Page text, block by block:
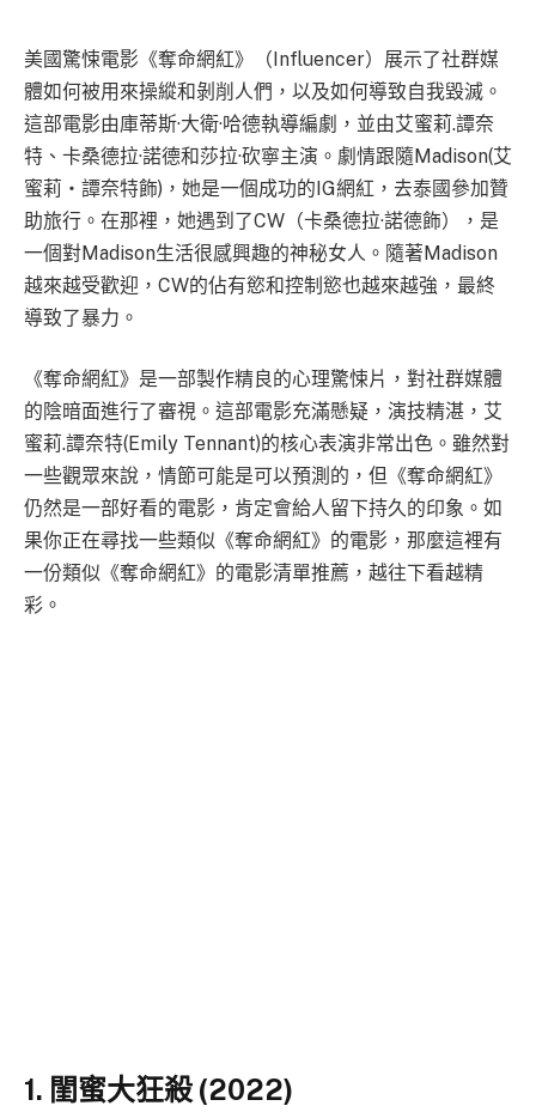
美國驚悚電影《奪命網紅》（Influencer）展示了社群媒
體如何被用來操縱和剝削人們，以及如何導致自我毀滅。
這部電影由庫蒂斯·大衛·哈德執導編劇，並由艾蜜莉.譚奈
特、卡桑德拉·諾德和莎拉·砍寧主演。劇情跟隨Madison(艾
蜜莉・譚奈特飾)，她是一個成功的IG網紅，去泰國參加贊
助旅行。在那裡，她遇到了CW（卡桑德拉·諾德飾），是
一個對Madison生活很感興趣的神秘女人。隨著Madison
越來越受歡迎，CW的佔有慾和控制慾也越來越強，最終
導致了暴力。
《奪命網紅》是一部製作精良的心理驚悚片，對社群媒體
的陰暗面進行了審視。這部電影充滿懸疑，演技精湛，艾
蜜莉.譚奈特(Emily Tennant)的核心表演非常出色。雖然對
一些觀眾來說，情節可能是可以預測的，但《奪命網紅》
仍然是一部好看的電影，肯定會給人留下持久的印象。如
果你正在尋找一些類似《奪命網紅》的電影，那麼這裡有
一份類似《奪命網紅》的電影清單推薦，越往下看越精
彩。
1. 閨蜜大狂殺 (2022)